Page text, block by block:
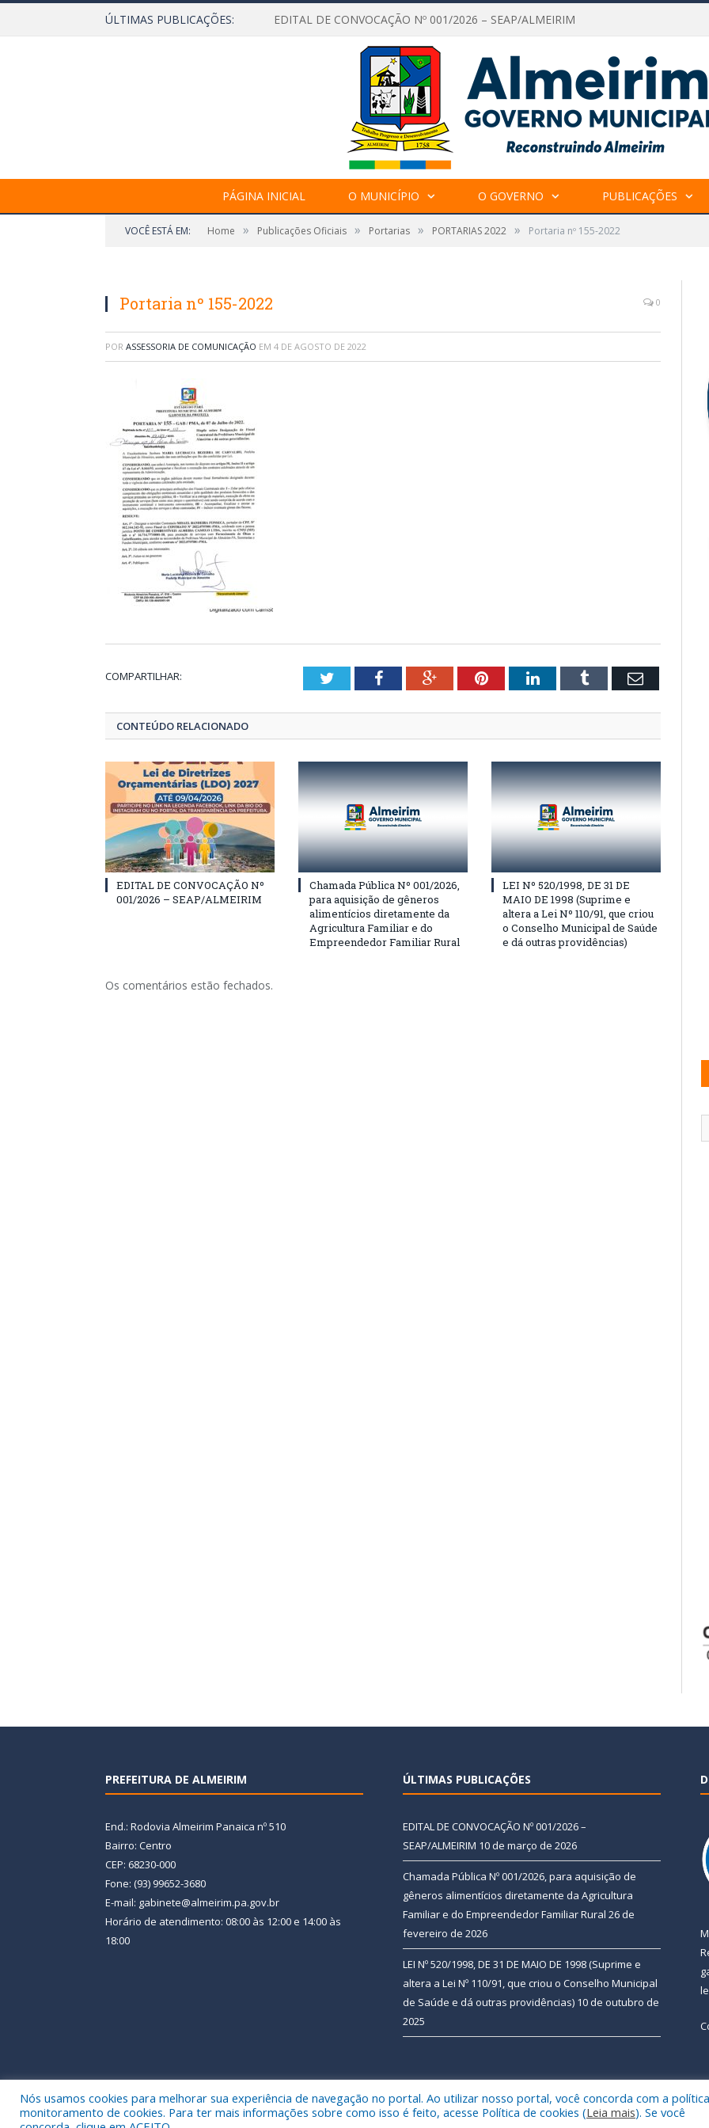
ÚLTIMAS PUBLICAÇÕES: EDITAL DE CONVOCAÇÃO Nº 001/2026 – SEAP/ALMEIRIM
PÁGINA INICIAL O MUNICÍPIO O GOVERNO PUBLICAÇÕES
VOCÊ ESTÁ EM: Home » Publicações Oficiais » Portarias » PORTARIAS 2022 » Portaria nº 155-2022
Portaria nº 155-2022 0
POR ASSESSORIA DE COMUNICAÇÃO EM 4 DE AGOSTO DE 2022
COMPARTILHAR: TwitterFacebookGoogle+PinterestLinkedInTumblr Email
CONTEÚDO RELACIONADO
EDITAL DE CONVOCAÇÃO Nº
001/2026 – SEAP/ALMEIRIM
Chamada Pública Nº 001/2026,
para aquisição de gêneros
alimentícios diretamente da
Agricultura Familiar e do
Empreendedor Familiar Rural
LEI Nº 520/1998, DE 31 DE
MAIO DE 1998 (Suprime e
altera a Lei Nº 110/91, que criou
o Conselho Municipal de Saúde
e dá outras providências)
Os comentários estão fechados.
PREFEITURA DE ALMEIRIM
End.: Rodovia Almeirim Panaica nº 510
Bairro: Centro
CEP: 68230-000
Fone: (93) 99652-3680
E-mail: gabinete@almeirim.pa.gov.br
Horário de atendimento: 08:00 às 12:00 e 14:00 às
18:00
ÚLTIMAS PUBLICAÇÕES
EDITAL DE CONVOCAÇÃO Nº 001/2026 –
SEAP/ALMEIRIM 10 de março de 2026
Chamada Pública Nº 001/2026, para aquisição de
gêneros alimentícios diretamente da Agricultura
Familiar e do Empreendedor Familiar Rural 26 de
fevereiro de 2026
LEI Nº 520/1998, DE 31 DE MAIO DE 1998 (Suprime e
altera a Lei Nº 110/91, que criou o Conselho Municipal
de Saúde e dá outras providências) 10 de outubro de
2025
Todos os direitos reservados a Prefeitura Municipal de Almeirim. Mapa do Site
Nós usamos cookies para melhorar sua experiência de navegação no portal. Ao utilizar nosso portal, você concorda com a
monitoramento de cookies. Para ter mais informações sobre como isso é feito, acesse Política de cookies (Leia mais). Se você